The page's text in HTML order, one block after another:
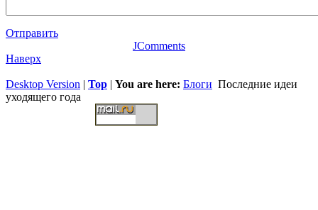
Отправить
JComments
Наверх
Desktop Version | Top | You are here: Блоги Последние идеи
уходящего года